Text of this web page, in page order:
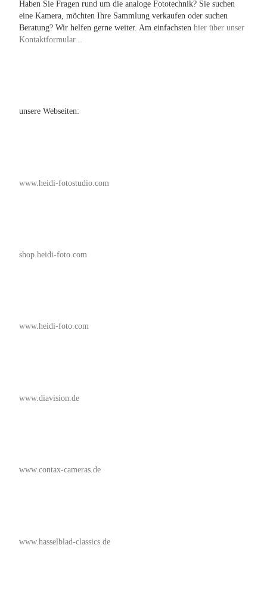
Haben Sie Fragen rund um die analoge Fototechnik? Sie suchen
eine Kamera, möchten Ihre Sammlung verkaufen oder suchen
Beratung? Wir helfen gerne weiter. Am einfachsten hier über unser
Kontaktformular...
unsere Webseiten:
www.heidi-fotostudio.com
shop.heidi-foto.com
www.heidi-foto.com
www.diavision.de
www.contax-cameras.de
www.hasselblad-classics.de